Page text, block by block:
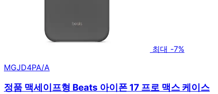
최대 -7%
MGJD4PA/A
정품 맥세이프형 Beats 아이폰 17 프로 맥스 케이스